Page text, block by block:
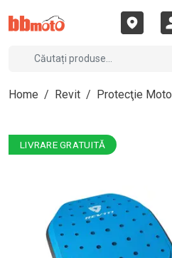
Home / Revit / Protecţie Moto
LIVRARE GRATUITĂ